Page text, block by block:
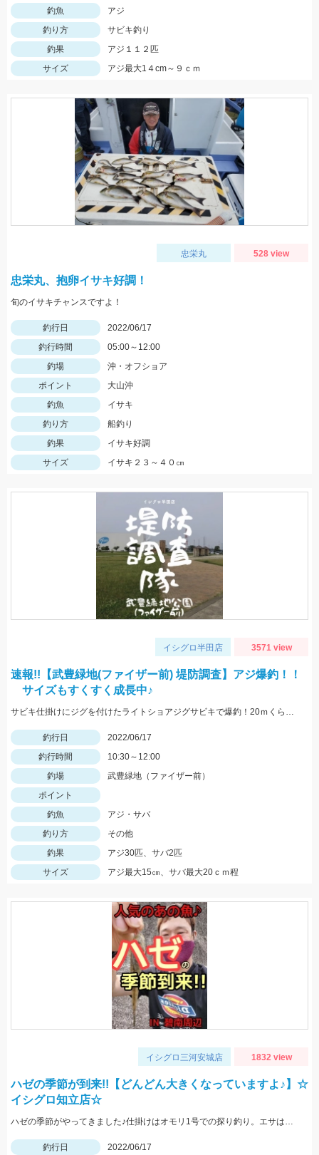
釣魚
アジ
釣り方
サビキ釣り
釣果
アジ１１２匹
サイズ
アジ最大1４cm～９ｃｍ
忠栄丸 528 view
忠栄丸、抱卵イサキ好調！
旬のイサキチャンスですよ！
釣行日
2022/06/17
釣行時間
05:00～12:00
釣場
沖・オフショア
ポイント
大山沖
釣魚
イサキ
釣り方
船釣り
釣果
イサキ好調
サイズ
イサキ２３～４０㎝
イシグロ半田店 3571 view
速報!!【武豊緑地(ファイザー前) 堤防調査】アジ爆釣！！
サイズもすくすく成長中♪
サビキ仕掛けにジグを付けたライトショアジグサビキで爆釣！20ｍくらい沖に投げて仕掛けを底に定着したあと軽くしゃくりながら巻くと釣れますよ！
釣行日
2022/06/17
釣行時間
10:30～12:00
釣場
武豊緑地（ファイザー前）
ポイント
釣魚
アジ・サバ
釣り方
その他
釣果
アジ30匹、サバ2匹
サイズ
アジ最大15㎝、サバ最大20ｃｍ程
イシグロ三河安城店 1832 view
ハゼの季節が到来!!【どんどん大きくなっていますよ♪】☆
イシグロ知立店☆
ハゼの季節がやってきました♪仕掛けはオモリ1号での探り釣り。エサは石ゴカイです☆
釣行日
2022/06/17